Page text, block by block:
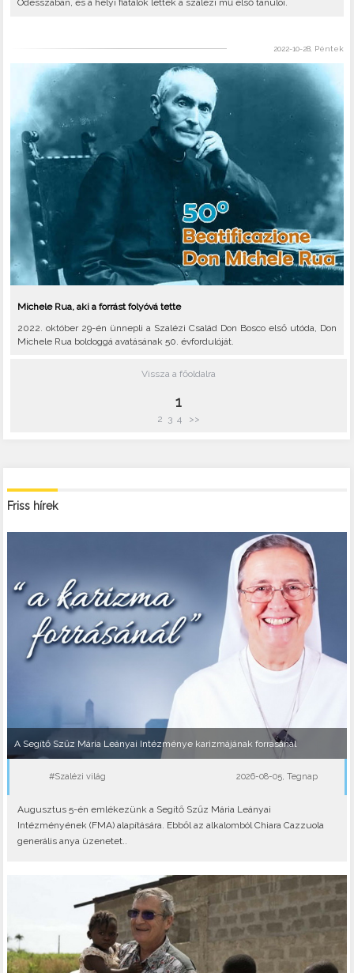
Odesszában, és a helyi fiatalok lettek a szalézi mű első tanulói.
2022-10-28, Péntek
Michele Rua, aki a forrást folyóvá tette
2022. október 29-én ünnepli a Szalézi Család Don Bosco első utóda, Don
Michele Rua boldoggá avatásának 50. évfordulóját.
Vissza a főoldalra
1
2 3 4 >>
Friss hírek
A Segítő Szűz Mária Leányai Intézménye karizmájának forrásánál
#Szalézi világ 2026-08-05, Tegnap
Augusztus 5-én emlékezünk a Segítő Szűz Mária Leányai
Intézményének (FMA) alapítására. Ebből az alkalomból Chiara Cazzuola
generális anya üzenetet..